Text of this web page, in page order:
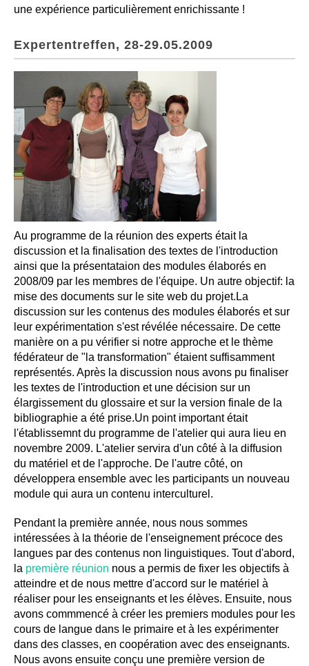
une expérience particulièrement enrichissante !
Expertentreffen, 28-29.05.2009
Au programme de la réunion des experts était la
discussion et la finalisation des textes de l'introduction
ainsi que la présentataion des modules élaborés en
2008/09 par les membres de l'équipe. Un autre objectif: la
mise des documents sur le site web du projet.La
discussion sur les contenus des modules élaborés et sur
leur expérimentation s'est révélée nécessaire. De cette
manière on a pu vérifier si notre approche et le thème
fédérateur de "la transformation" étaient suffisamment
représentés. Après la discussion nous avons pu finaliser
les textes de l'introduction et une décision sur un
élargissement du glossaire et sur la version finale de la
bibliographie a été prise.Un point important était
l'établissemnt du programme de l'atelier qui aura lieu en
novembre 2009. L'atelier servira d'un côté à la diffusion
du matériel et de l'approche. De l'autre côté, on
développera ensemble avec les participants un nouveau
module qui aura un contenu interculturel.
Pendant la première année, nous nous sommes
intéressées à la théorie de l'enseignement précoce des
langues par des contenus non linguistiques. Tout d'abord,
la première réunion nous a permis de fixer les objectifs à
atteindre et de nous mettre d'accord sur le matériel à
réaliser pour les enseignants et les élèves. Ensuite, nous
avons commmencé à créer les premiers modules pour les
cours de langue dans le primaire et à les expérimenter
dans des classes, en coopération avec des enseignants.
Nous avons ensuite conçu une première version de